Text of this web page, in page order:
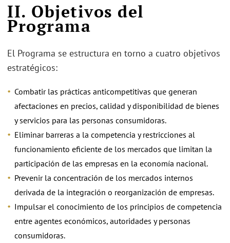
II. Objetivos del
Programa
El Programa se estructura en torno a cuatro objetivos
estratégicos:
Combatir las prácticas anticompetitivas que generan
afectaciones en precios, calidad y disponibilidad de bienes
y servicios para las personas consumidoras.
Eliminar barreras a la competencia y restricciones al
funcionamiento eficiente de los mercados que limitan la
participación de las empresas en la economía nacional.
Prevenir la concentración de los mercados internos
derivada de la integración o reorganización de empresas.
Impulsar el conocimiento de los principios de competencia
entre agentes económicos, autoridades y personas
consumidoras.